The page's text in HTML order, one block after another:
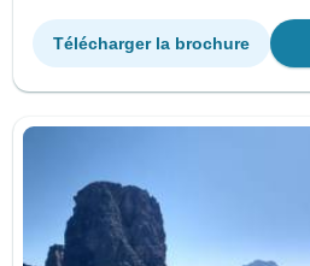
Télécharger la brochure